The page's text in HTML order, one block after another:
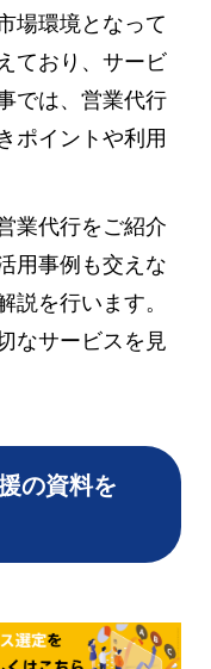
場環境となって
ており、サービ
では、営業代行
ポイントや利用
業代行をご紹介
用事例も交えな
説を行います。
なサービスを見
の資料を